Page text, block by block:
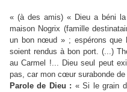
« (à des amis) « Dieu a béni
maison Nogrix (famille
un bon nœud » ; espérons que
soient rendus à bon port. (...)
au Carmel !... Dieu seul peut
pas, car mon cœur surabonde de
Parole de Dieu : « Si le grain